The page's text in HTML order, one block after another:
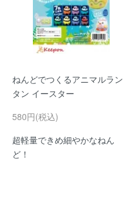
ねんどでつくるアニマルラン
タン イースター
580円(税込)
超軽量できめ細やかなねん
ど！